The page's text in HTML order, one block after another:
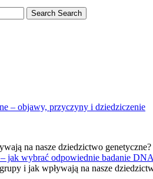
Search Search
– objawy, przyczyny i dziedziczenie
na nasze dziedzictwo genetyczne?
jak wybrać odpowiednie badanie
i jak wpływają na nasze